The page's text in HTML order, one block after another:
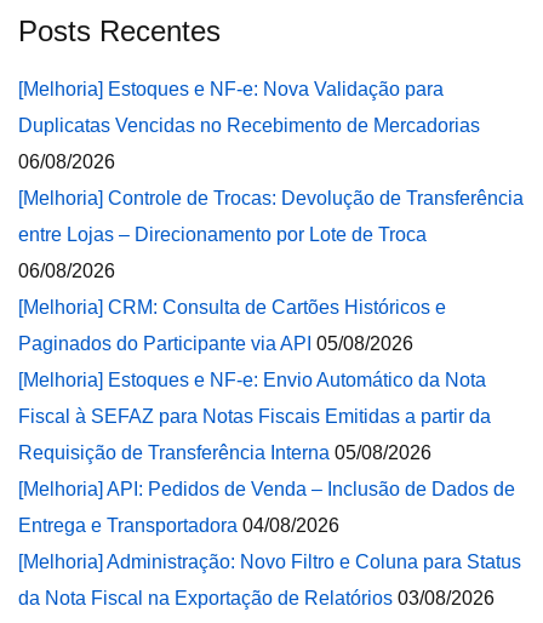
Posts Recentes
[Melhoria] Estoques e NF-e: Nova Validação para
Duplicatas Vencidas no Recebimento de Mercadorias
06/08/2026
[Melhoria] Controle de Trocas: Devolução de Transferência
entre Lojas – Direcionamento por Lote de Troca
06/08/2026
[Melhoria] CRM: Consulta de Cartões Históricos e
Paginados do Participante via API 05/08/2026
[Melhoria] Estoques e NF-e: Envio Automático da Nota
Fiscal à SEFAZ para Notas Fiscais Emitidas a partir da
Requisição de Transferência Interna 05/08/2026
[Melhoria] API: Pedidos de Venda – Inclusão de Dados de
Entrega e Transportadora 04/08/2026
[Melhoria] Administração: Novo Filtro e Coluna para Status
da Nota Fiscal na Exportação de Relatórios 03/08/2026